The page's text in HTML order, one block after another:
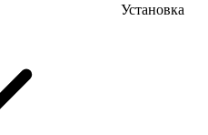
Установка